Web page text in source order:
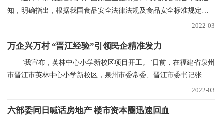
知，明确指出，根据我国食品安全法律法规及食品安全标准规定，
2022-03
万企兴万村 “晋江经验”引领民企精准发力
"我宣布，英林中心小学新校区项目开工。"日前，在福建省泉州
市晋江市英林中心小学新校区，泉州市委常委、晋江市委书记张文
2022-03
六部委同日喊话房地产 楼市资本圈迅速回血